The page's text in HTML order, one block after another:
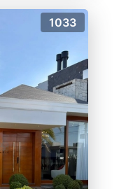
1033